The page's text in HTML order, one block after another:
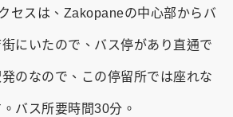
セスは、Zakopaneの中心部からバ
にいたので、バス停があり直通で
のなので、この停留所では座れな
バス所要時間30分。